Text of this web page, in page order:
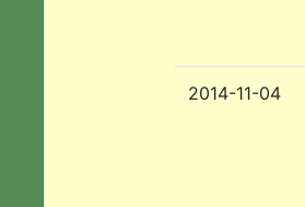
2014-11-04